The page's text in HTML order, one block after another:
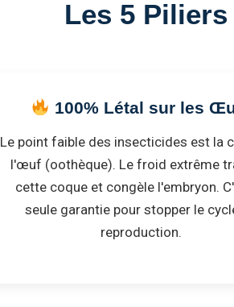
Les 5
100% Létal sur les
Le point faible des insecticides est la
l'œuf (oothèque). Le froid extrême
cette coque et congèle l'embryon.
seule garantie pour stopper le
reproduction.